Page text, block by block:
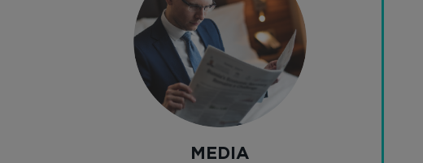
MEDIA